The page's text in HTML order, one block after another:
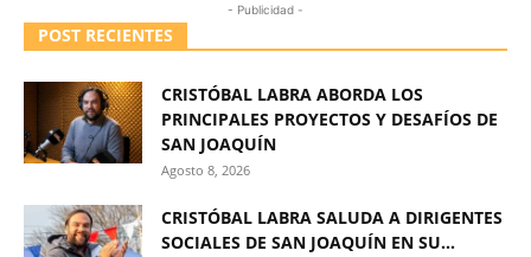
- Publicidad -
POST RECIENTES
CRISTÓBAL LABRA ABORDA LOS
PRINCIPALES PROYECTOS Y DESAFÍOS DE
SAN JOAQUÍN
Agosto 8, 2026
CRISTÓBAL LABRA SALUDA A DIRIGENTES
SOCIALES DE SAN JOAQUÍN EN SU...